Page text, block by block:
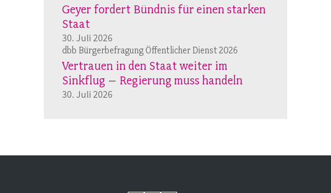
Geyer fordert Bündnis für einen starken
Staat
30. Juli 2026
dbb Bürgerbefragung Öffentlicher Dienst 2026
Vertrauen in den Staat weiter im
Sinkflug – Regierung muss handeln
30. Juli 2026